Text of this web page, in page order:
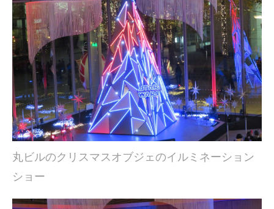
丸ビルのクリスマスオブジェのイルミネーション
ショー